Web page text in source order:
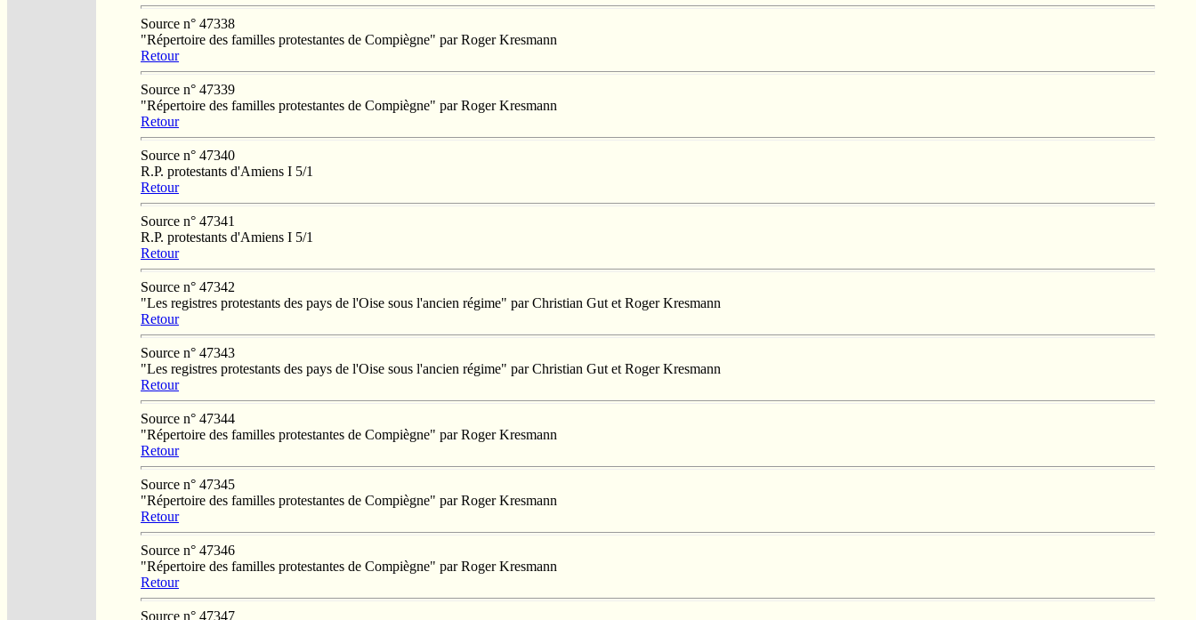
Source n° 47338
"Répertoire des familles protestantes de Compiègne" par Roger Kresmann
Retour
Source n° 47339
"Répertoire des familles protestantes de Compiègne" par Roger Kresmann
Retour
Source n° 47340
R.P. protestants d'Amiens I 5/1
Retour
Source n° 47341
R.P. protestants d'Amiens I 5/1
Retour
Source n° 47342
"Les registres protestants des pays de l'Oise sous l'ancien régime" par Christian Gut et Roger Kresmann
Retour
Source n° 47343
"Les registres protestants des pays de l'Oise sous l'ancien régime" par Christian Gut et Roger Kresmann
Retour
Source n° 47344
"Répertoire des familles protestantes de Compiègne" par Roger Kresmann
Retour
Source n° 47345
"Répertoire des familles protestantes de Compiègne" par Roger Kresmann
Retour
Source n° 47346
"Répertoire des familles protestantes de Compiègne" par Roger Kresmann
Retour
Source n° 47347